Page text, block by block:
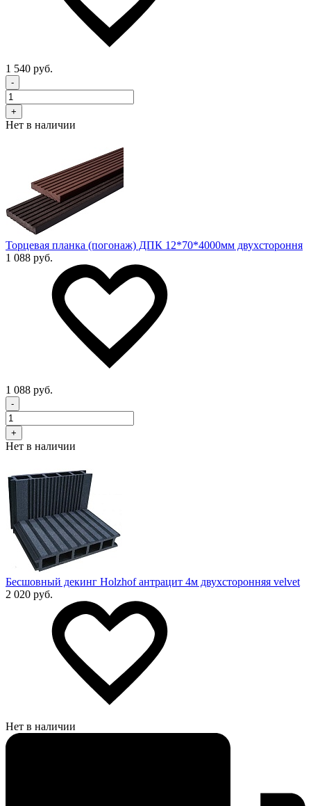
1 540 руб.
-
+
Нет в наличии
Торцевая планка (погонаж) ДПК 12*70*4000мм двухстороння
1 088 руб.
1 088 руб.
-
+
Нет в наличии
Бесшовный декинг Holzhof антрацит 4м двухсторонняя velvet
2 020 руб.
Нет в наличии